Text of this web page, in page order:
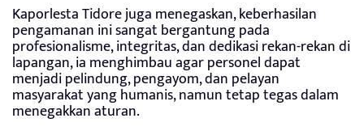
Kaporlesta Tidore juga menegaskan, keberhasilan
pengamanan ini sangat bergantung pada
profesionalisme, integritas, dan dedikasi rekan-rekan di
lapangan, ia menghimbau agar personel dapat
menjadi pelindung, pengayom, dan pelayan
masyarakat yang humanis, namun tetap tegas dalam
menegakkan aturan.